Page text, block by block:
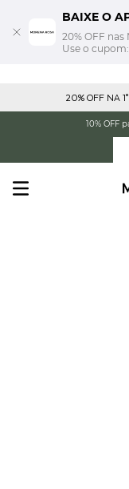
BAIXE O
20% OFF nas
Use o
20% OFF NA
10% OFF